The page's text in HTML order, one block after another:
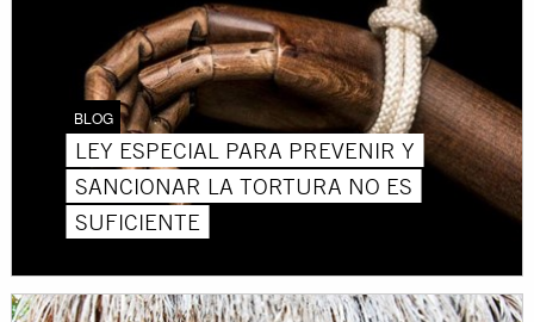
BLOG
LEY ESPECIAL PARA PREVENIR Y
SANCIONAR LA TORTURA NO ES
SUFICIENTE